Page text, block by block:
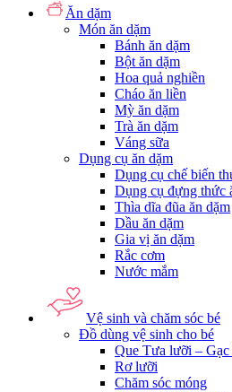
Ăn dặm
Món ăn dặm
Bánh ăn dặm
Bột ăn dặm
Hoa quả nghiền
Cháo ăn liền
Mỳ ăn dặm
Trà ăn dặm
Váng sữa
Dụng cụ ăn dặm
Dụng cụ chế biến
Dụng cụ đựng thức
Thìa dĩa đũa ăn dặm
Dầu ăn dặm
Gia vị ăn dặm
Rắc cơm
Nước mắm
Vệ sinh và chăm sóc bé
Đồ dùng vệ sinh cho bé
Que Tưa lưỡi –
Rơ lưỡi
Chăm sóc móng